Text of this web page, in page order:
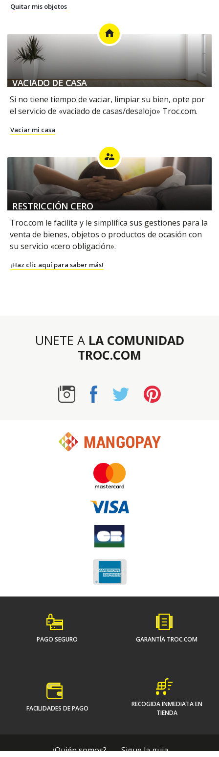
Quitar mis objetos
home
VACIADO DE CASA
Si no tiene tiempo de vaciar, limpiar su bien, opte por
el servicio de «vaciado de casas/desalojo» Troc.com.
Vaciar mi casa
supervisor_account
RESTRICCIÓN CERO
Troc.com le facilita y le simplifica sus gestiones para la
venta de bienes, objetos o productos de ocasión con
su servicio «cero obligación».
¡Haz clic aquí para saber más!
UNETE A LA COMUNIDAD
TROC.COM
PAGO SEGURO GARANTÍA TROC.COM
FACILIDADES DE PAGO
RECOGIDA INMEDIATA EN
TIENDA
¿Quién somos?
Sigue la guia